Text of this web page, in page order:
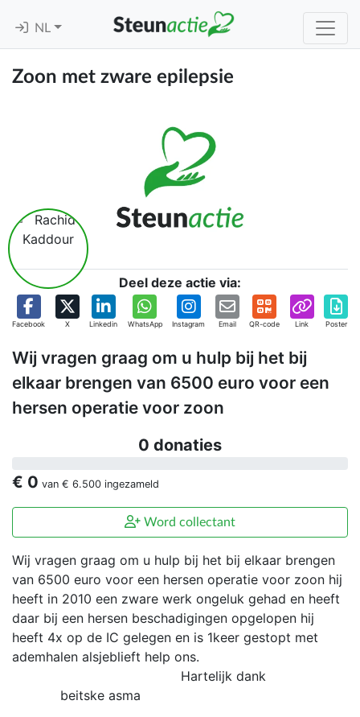
NL
Zoon met zware epilepsie
Deel deze actie via:
Facebook X Linkedin WhatsApp Instagram Email QR-code Link Poster
Wij vragen graag om u hulp bij het bij
elkaar brengen van 6500 euro voor een
hersen operatie voor zoon
0 donaties
€ 0 van € 6.500 ingezameld
Word collectant
Wij vragen graag om u hulp bij het bij elkaar brengen
van 6500 euro voor een hersen operatie voor zoon hij
heeft in 2010 een zware werk ongeluk gehad en heeft
daar bij een hersen beschadigingen opgelopen hij
heeft 4x op de IC gelegen en is 1keer gestopt met
ademhalen alsjeblieft help ons.
Hartelijk dank
beitske asma